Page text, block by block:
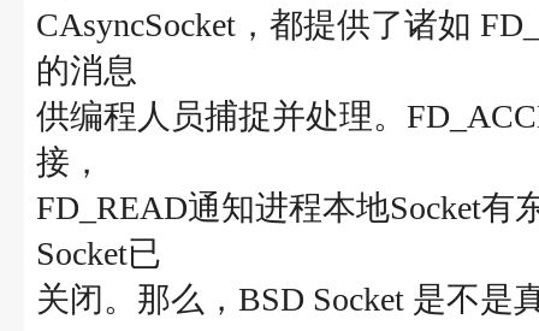
CAsyncSocket，都提供了诸如
的消息
供编程人员捕捉并处理。
接，
FD_READ通知进程本地Socket有
Socket已
关闭。那么，BSD Socket 是不